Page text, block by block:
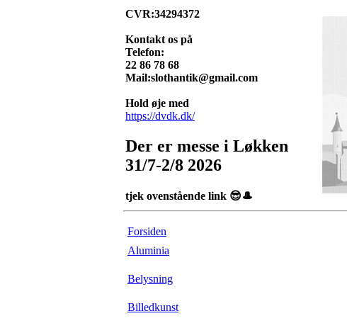
CVR:34294372
Kontakt os på
Telefon:
22 86 78 68
Mail:slothantik@gmail.com
Hold øje med
https://dvdk.dk/
Der er messe i Løkken
31/7-2/8 2026
tjek ovenstående link 😎🎩
Forsiden
Aluminia
Belysning
Billedkunst